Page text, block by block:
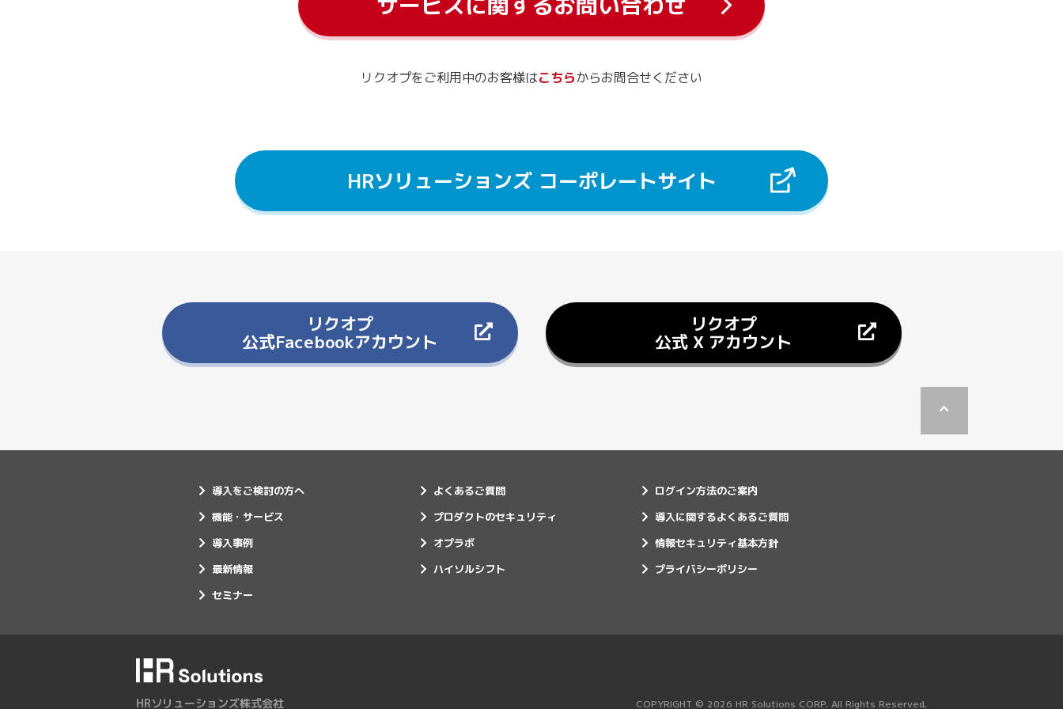
リクオプをご利用中のお客様はこちらからお問合せください
HRソリューションズ コーポレートサイト
リクオプ
公式Facebookアカウント
リクオプ
公式 X アカウント
導入をご検討の方へ
機能・サービス
導入事例
最新情報
セミナー
よくあるご質問
プロダクトのセキュリティ
オプラボ
ハイソルシフト
ログイン方法のご案内
導入に関するよくあるご質問
情報セキュリティ基本方針
プライバシーポリシー
HRソリューションズ株式会社 COPYRIGHT © 2026 HR Solutions CORP. All Rights Reserved.